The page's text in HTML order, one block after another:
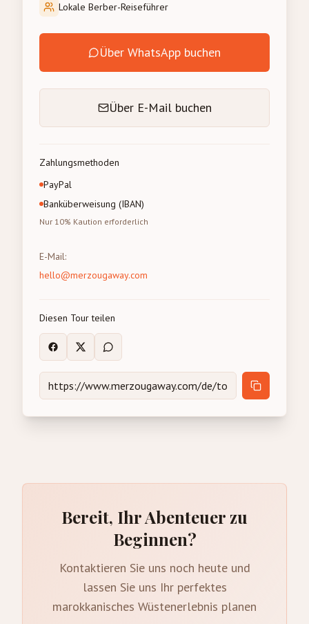
Lokale Berber-Reiseführer
Über WhatsApp buchen
Über E-Mail buchen
Zahlungsmethoden
PayPal
Banküberweisung (IBAN)
Nur 10% Kaution erforderlich
E-Mail:
hello@merzougaway.com
Diesen Tour teilen
Bereit, Ihr Abenteuer zu
Beginnen?
Kontaktieren Sie uns noch heute und
lassen Sie uns Ihr perfektes
marokkanisches Wüstenerlebnis planen